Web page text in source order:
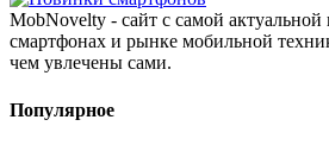
MobNovelty - сайт с самой
смартфонах и рынке мобильной
чем увлечены сами.
Популярное